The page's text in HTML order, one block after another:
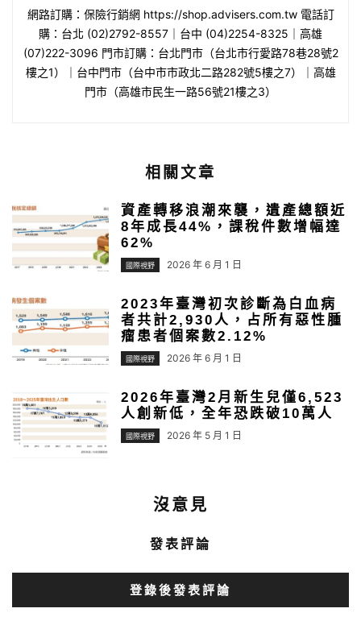
網路訂購：保險行銷網 https://shop.advisers.com.tw 電話訂
購：台北 (02)2792-8557｜台中 (04)2254-8325｜高雄
(07)222-3096 門市訂購：台北門市（台北市行愛路78巷28號2
樓之1）｜台中門市（台中市市政北二路282號5樓之7）｜高雄
門市（高雄市民生一路56號21樓之3）
相關文章
資產轉移浪潮來襲，遺產總額近
8年成長44%，課稅件數增幅達
62%
國際視野 2026 年 6 月 1 日
2023年臺灣初次診斷為白血病
者共計2,930人，占所有惡性腫
瘤患者個案數2.12%
國際視野 2026 年 6 月 1 日
2026年臺灣2月新生兒僅6,523
人創新低，全年恐跌破10萬人
國際視野 2026 年 5 月 1 日
沒意見
發表評論
登錄後發表評論